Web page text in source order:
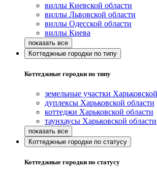
виллы Киевской области
виллы Львовской области
виллы Одесской области
виллы Киева
Коттеджные городки по типу
Коттеджные городки по типу
земельные участки
дуплексы Харьковской области
коттеджи Харьковской области
таунхаусы Харьковской области
Коттеджные городки по статусу
Коттеджные городки по статусу